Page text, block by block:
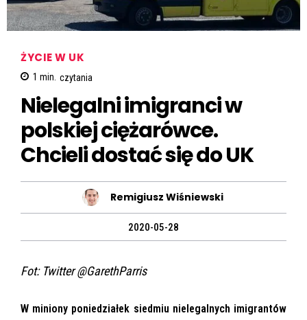
ŻYCIE W UK
1 min. czytania
Nielegalni imigranci w
polskiej ciężarówce.
Chcieli dostać się do UK
Remigiusz Wiśniewski
2020-05-28
Fot: Twitter @GarethParris
W miniony poniedziałek siedmiu nielegalnych imigrantów